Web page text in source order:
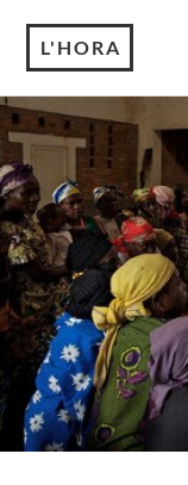
L'HORA